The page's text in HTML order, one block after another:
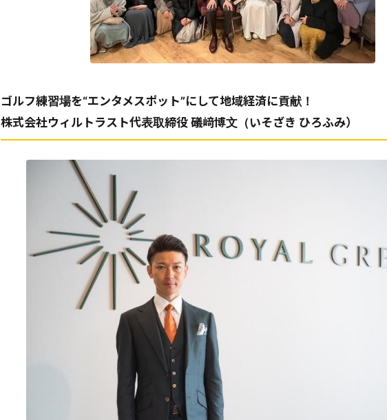
ゴルフ練習場を“エンタメスポット”にして地域経済に貢献！
株式会社ウィルトラスト代表取締役 礒﨑博文（いそざき ひろふみ）